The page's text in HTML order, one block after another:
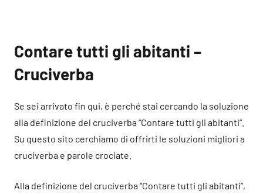
Contare tutti gli abitanti –
Cruciverba
Se sei arrivato fin qui, è perché stai cercando la soluzione
alla definizione del cruciverba “Contare tutti gli abitanti”.
Su questo sito cerchiamo di offrirti le soluzioni migliori a
cruciverba e parole crociate.
Alla definizione del cruciverba “Contare tutti gli abitanti”,